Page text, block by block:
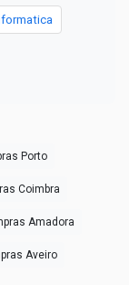
Porto
Coimbra
Amadora
Aveiro